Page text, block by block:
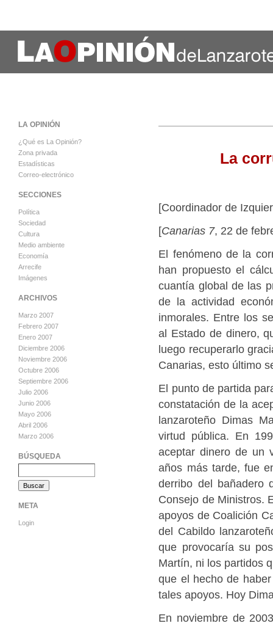
La
[Coordinador de
[Canarias 7, 22 de
El fenómeno de la
han propuesto el
cuantía global de las
de la actividad
inmorales. Entre los
al Estado de dinero,
luego recuperarlo
Canarias, esto último
El punto de partida
constatación de la
lanzaroteño Dimas
virtud pública. En
aceptar dinero de un
años más tarde, fue
derribo del bañadero
Consejo de Ministros.
apoyos de Coalición
del Cabildo
que provocaría su
Martín, ni los partidos
que el hecho de
tales apoyos. Hoy
En noviembre de
LA OPINIÓN
¿Qué es La Opinión?
Zona privada
Estadísticas
Correo-electrónico
SECCIONES
Política
Sociedad
Cultura
Medio ambiente
Economía
Arrecife
Imágenes
ARCHIVOS
Marzo 2007
Febrero 2007
Enero 2007
Diciembre 2006
Noviembre 2006
Octubre 2006
Septiembre 2006
Julio 2006
Junio 2006
Mayo 2006
Abril 2006
Marzo 2006
BÚSQUEDA
META
Login